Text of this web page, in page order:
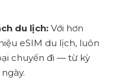
du lịch: Với hơn
eSIM du lịch, luôn
chuyến đi — từ kỳ